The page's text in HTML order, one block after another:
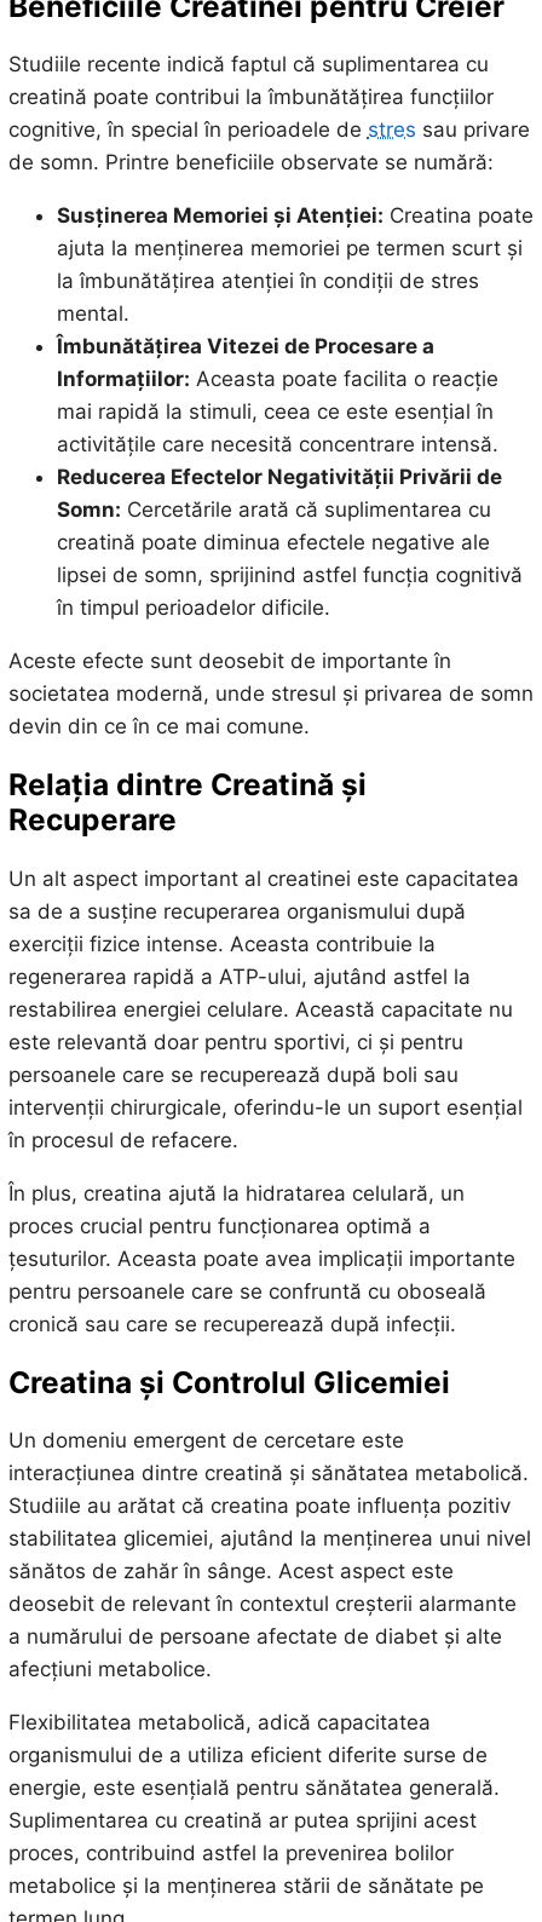
Studiile recente indică faptul că suplimentarea cu
creatină poate contribui la îmbunătățirea funcțiilor
cognitive, în special în perioadele de stres sau privare
de somn. Printre beneficiile observate se numără:
Susținerea Memoriei și Atenției: Creatina poate
ajuta la menținerea memoriei pe termen scurt și
la îmbunătățirea atenției în condiții de stres
mental.
Îmbunătățirea Vitezei de Procesare a
Informațiilor: Aceasta poate facilita o reacție
mai rapidă la stimuli, ceea ce este esențial în
activitățile care necesită concentrare intensă.
Reducerea Efectelor Negativității Privării de
Somn: Cercetările arată că suplimentarea cu
creatină poate diminua efectele negative ale
lipsei de somn, sprijinind astfel funcția cognitivă
în timpul perioadelor dificile.
Aceste efecte sunt deosebit de importante în
societatea modernă, unde stresul și privarea de somn
devin din ce în ce mai comune.
Relația dintre Creatină și
Recuperare
Un alt aspect important al creatinei este capacitatea
sa de a susține recuperarea organismului după
exerciții fizice intense. Aceasta contribuie la
regenerarea rapidă a ATP-ului, ajutând astfel la
restabilirea energiei celulare. Această capacitate nu
este relevantă doar pentru sportivi, ci și pentru
persoanele care se recuperează după boli sau
intervenții chirurgicale, oferindu-le un suport esențial
în procesul de refacere.
În plus, creatina ajută la hidratarea celulară, un
proces crucial pentru funcționarea optimă a
țesuturilor. Aceasta poate avea implicații importante
pentru persoanele care se confruntă cu oboseală
cronică sau care se recuperează după infecții.
Creatina și Controlul Glicemiei
Un domeniu emergent de cercetare este
interacțiunea dintre creatină și sănătatea metabolică.
Studiile au arătat că creatina poate influența pozitiv
stabilitatea glicemiei, ajutând la menținerea unui nivel
sănătos de zahăr în sânge. Acest aspect este
deosebit de relevant în contextul creșterii alarmante
a numărului de persoane afectate de diabet și alte
afecțiuni metabolice.
Flexibilitatea metabolică, adică capacitatea
organismului de a utiliza eficient diferite surse de
energie, este esențială pentru sănătatea generală.
Suplimentarea cu creatină ar putea sprijini acest
proces, contribuind astfel la prevenirea bolilor
metabolice și la menținerea stării de sănătate pe